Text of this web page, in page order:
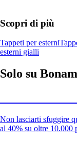
Scopri di più
Tappeti per esterni
esterni gialli
Solo su
Non lasciarti sfuggire
al 40% su oltre 10.000